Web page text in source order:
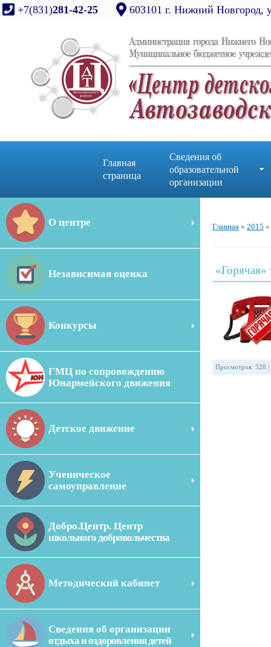
+7(831)281-42-25 603101 г. Нижний Новгород,
Главная
страница
Сведения об
образовательной
организации
О центре
Независимая оценка
Конкурсы
ГМЦ по сопровождению
Юнармейского движения
Детское движение
Ученическое
самоуправление
Добро.Центр. Центр
школьного добровольчества
Методический кабинет
Сведения об организации
отдыха и оздоровления детей
Главная » 2015 »
«Горячая»
Просмотров: 528